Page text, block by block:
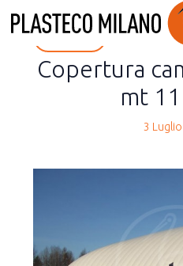
back
Copertura
mt
3